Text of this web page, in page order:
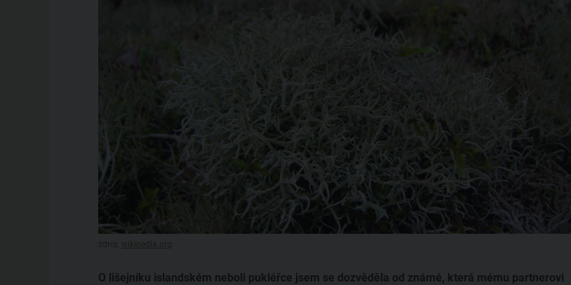
O lišejníku islandském neboli pukléřce jsem se dozvěděla od známé, která mému partnerovi